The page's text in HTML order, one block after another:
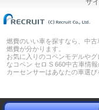
燃費のいい車を探すなら、中
燃費が分かります。
お気に入りのコペンモデルや
なコペン セロ S 660中古車情
カーセンサーはあなたの車選び